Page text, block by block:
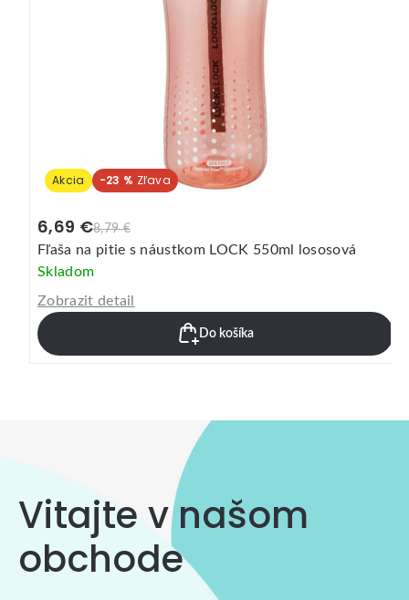
Akcia -30 %
5,49 €
3,79 €
Fľaša na pitie LOCK Bisfree 500ml zelená
Skladom
Zobrazit detail
Do košíka
Vitajte v našom
obchode